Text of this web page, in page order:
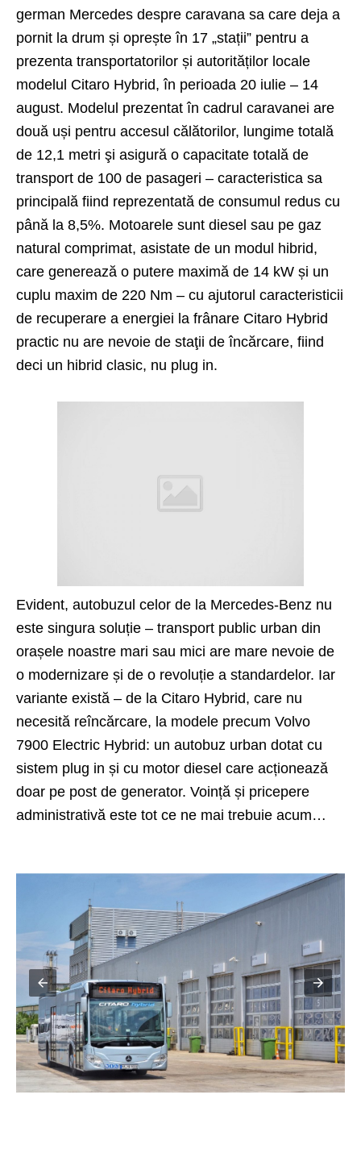
german Mercedes despre caravana sa care deja a
pornit la drum și oprește în 17 „stații” pentru a
prezenta transportatorilor și autorităților locale
modelul Citaro Hybrid, în perioada 20 iulie – 14
august. Modelul prezentat în cadrul caravanei are
două uși pentru accesul călătorilor, lungime totală
de 12,1 metri şi asigură o capacitate totală de
transport de 100 de pasageri – caracteristica sa
principală fiind reprezentată de consumul redus cu
până la 8,5%. Motoarele sunt diesel sau pe gaz
natural comprimat, asistate de un modul hibrid,
care generează o putere maximă de 14 kW și un
cuplu maxim de 220 Nm – cu ajutorul caracteristicii
de recuperare a energiei la frânare Citaro Hybrid
practic nu are nevoie de staţii de încărcare, fiind
deci un hibrid clasic, nu plug in.
Evident, autobuzul celor de la Mercedes-Benz nu
este singura soluție – transport public urban din
orașele noastre mari sau mici are mare nevoie de
o modernizare și de o revoluție a standardelor. Iar
variante există – de la Citaro Hybrid, care nu
necesită reîncărcare, la modele precum Volvo
7900 Electric Hybrid: un autobuz urban dotat cu
sistem plug in și cu motor diesel care acționează
doar pe post de generator. Voință și pricepere
administrativă este tot ce ne mai trebuie acum…